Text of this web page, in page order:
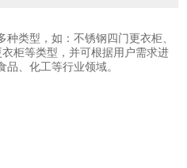
类型，如：不锈钢四门更衣柜、
柜等类型，并可根据用户需求进
、化工等行业领域。